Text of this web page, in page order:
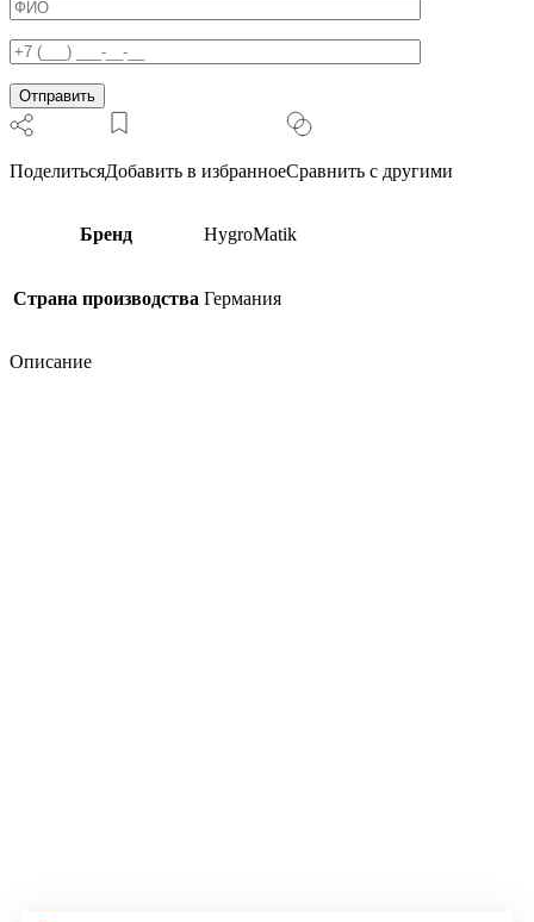
крепёжным
комплектом
ПоделитьсяДобавить в избранноеСравнить с другими
Бренд HygroMatik
Страна производства Германия
Описание